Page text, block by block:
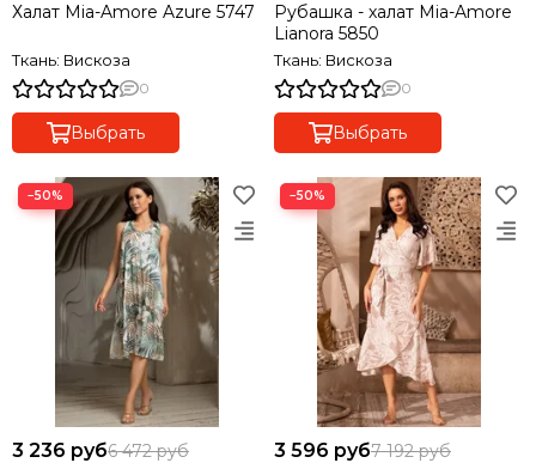
Халат Mia-Amore Azure 5747
Ткань: Вискоза
0
Выбрать
Рубашка - халат Mia-Amore
Lianora 5850
Ткань: Вискоза
0
Выбрать
−50%
3 236 руб6 472 руб
−50%
3 596 руб7 192 руб